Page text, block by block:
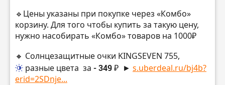
🔹Цены указаны при покупке через «Комбо»
корзину. Для того чтобы купить за такую цену,
нужно насобирать «Комбо» товаров на 1000₽
🔸 Солнцезащитные очки KINGSEVEN 755,
разные цвета за - 349 ₽ ► s.uberdeal.ru/bj4b?
erid=2SDnje...